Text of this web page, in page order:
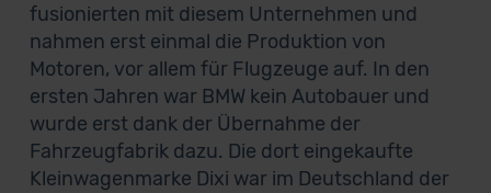
fusionierten mit diesem Unternehmen und
nahmen erst einmal die Produktion von
Motoren, vor allem für Flugzeuge auf. In den
ersten Jahren war BMW kein Autobauer und
wurde erst dank der Übernahme der
Fahrzeugfabrik dazu. Die dort eingekaufte
Kleinwagenmarke Dixi war im Deutschland der